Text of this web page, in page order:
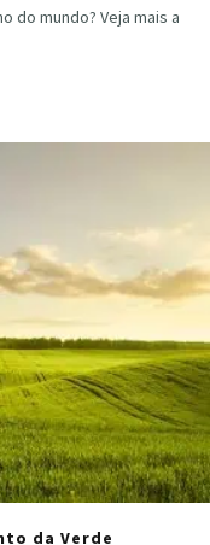
do mundo? Veja mais a
da Verde